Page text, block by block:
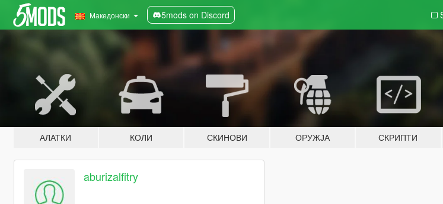
Македонски 5mods on Discord
АЛАТКИ КОЛИ СКИНОВИ ОРУЖЈА СКРИПТИ
aburizalfitry